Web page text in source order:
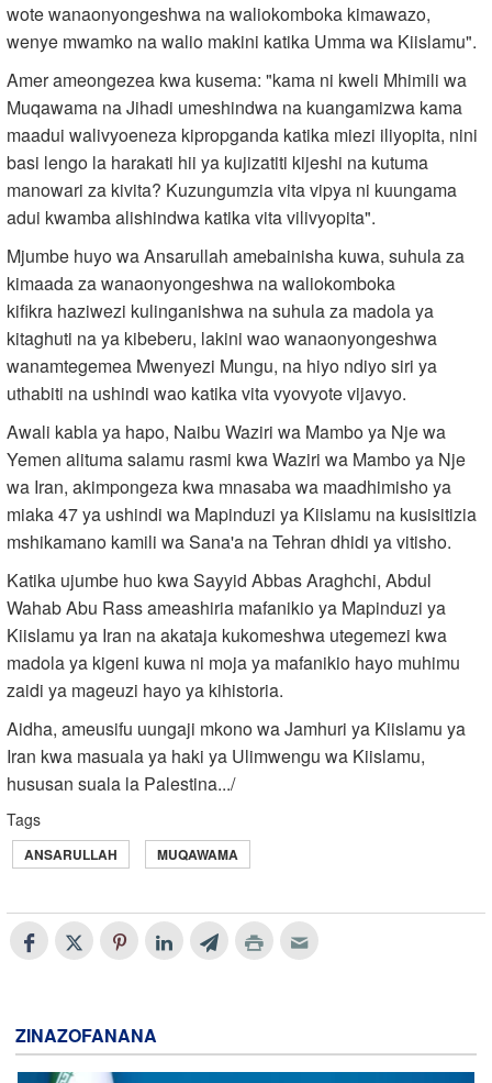
wote wanaonyongeshwa na waliokomboka kimawazo,
wenye mwamko na walio makini katika Umma wa Kiislamu".
Amer ameongezea kwa kusema: "kama ni kweli Mhimili wa
Muqawama na Jihadi umeshindwa na kuangamizwa kama
maadui walivyoeneza kipropganda katika miezi iliyopita, nini
basi lengo la harakati hii ya kujizatiti kijeshi na kutuma
manowari za kivita? Kuzungumzia vita vipya ni kuungama
adui kwamba alishindwa katika vita vilivyopita".
Mjumbe huyo wa Ansarullah amebainisha kuwa, suhula za
kimaada za wanaonyongeshwa na waliokomboka
kifikra haziwezi kulinganishwa na suhula za madola ya
kitaghuti na ya kibeberu, lakini wao wanaonyongeshwa
wanamtegemea Mwenyezi Mungu, na hiyo ndiyo siri ya
uthabiti na ushindi wao katika vita vyovyote vijavyo.
Awali kabla ya hapo, Naibu Waziri wa Mambo ya Nje wa
Yemen alituma salamu rasmi kwa Waziri wa Mambo ya Nje
wa Iran, akimpongeza kwa mnasaba wa maadhimisho ya
miaka 47 ya ushindi wa Mapinduzi ya Kiislamu na kusisitizia
mshikamano kamili wa Sana'a na Tehran dhidi ya vitisho.
Katika ujumbe huo kwa Sayyid Abbas Araghchi, Abdul
Wahab Abu Rass ameashiria mafanikio ya Mapinduzi ya
Kiislamu ya Iran na akataja kukomeshwa utegemezi kwa
madola ya kigeni kuwa ni moja ya mafanikio hayo muhimu
zaidi ya mageuzi hayo ya kihistoria.
Aidha, ameusifu uungaji mkono wa Jamhuri ya Kiislamu ya
Iran kwa masuala ya haki ya Ulimwengu wa Kiislamu,
hususan suala la Palestina.../
Tags
ANSARULLAH MUQAWAMA
ZINAZOFANANA